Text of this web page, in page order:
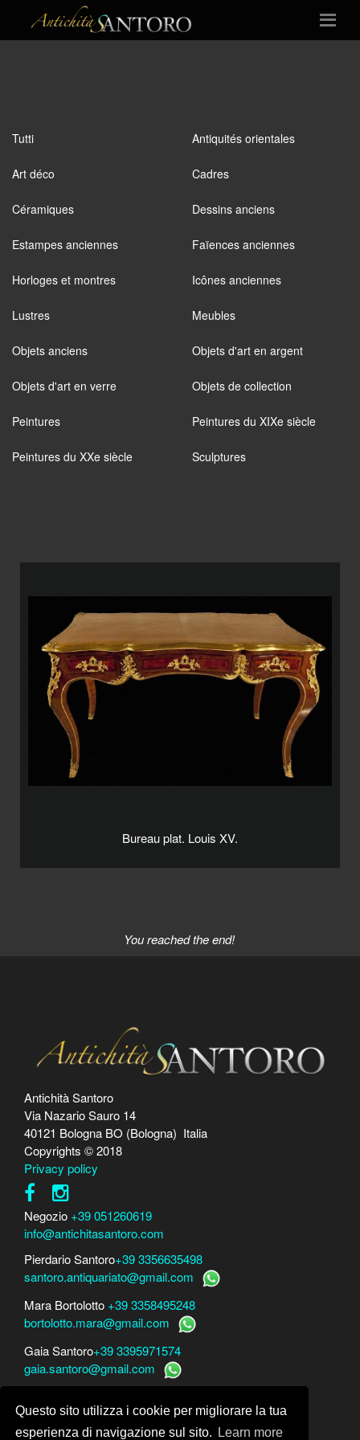
Questo sito utilizza i cookie per migliorare la tua
esperienza di navigazione sul sito.
Learn more
Tutti Antiquités orientales
Art déco Cadres
Céramiques Dessins anciens
Estampes anciennes Faïences anciennes
Horloges et montres Icônes anciennes
Lustres Meubles
Objets anciens Objets d'art en argent
Objets d'art en verre Objets de collection
Peintures Peintures du XIXe siècle
Peintures du XXe siècle Sculptures
Bureau plat. Louis XV.
You reached the end!
Antichità Santoro
Via Nazario Sauro 14
40121 Bologna BO (Bologna) Italia
Copyrights © 2018
Privacy policy
Negozio +39 051260619
info@antichitasantoro.com
Pierdario Santoro+39 3356635498
santoro.antiquariato@gmail.com
Mara Bortolotto +39 3358495248
bortolotto.mara@gmail.com
Gaia Santoro+39 3395971574
gaia.santoro@gmail.com
Mara Bortolottowww.perito-arte-antiquariato.it
Dario Santorowww.peritoarte.info